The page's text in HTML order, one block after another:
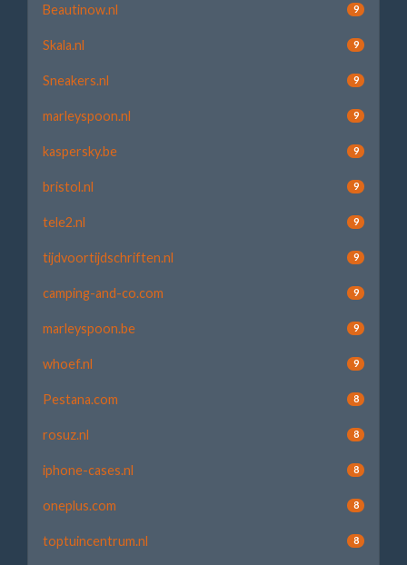
Beautinow.nl 9
Skala.nl 9
Sneakers.nl 9
marleyspoon.nl 9
kaspersky.be 9
bristol.nl 9
tele2.nl 9
tijdvoortijdschriften.nl 9
camping-and-co.com 9
marleyspoon.be 9
whoef.nl 9
Pestana.com 8
rosuz.nl 8
iphone-cases.nl 8
oneplus.com 8
toptuincentrum.nl 8